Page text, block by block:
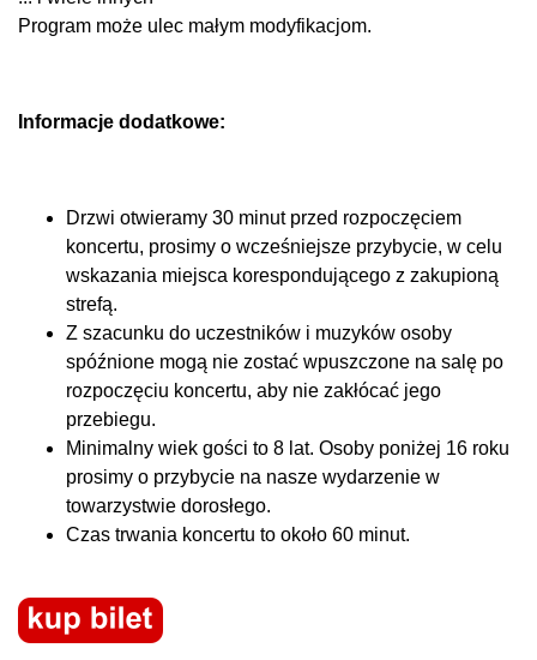
Program może ulec małym modyfikacjom.​​​​
Informacje dodatkowe:
Drzwi otwieramy 30 minut przed rozpoczęciem
koncertu, prosimy o wcześniejsze przybycie, w celu
wskazania miejsca korespondującego z zakupioną
strefą.
Z szacunku do uczestników i muzyków osoby
spóźnione mogą nie zostać wpuszczone na salę po
rozpoczęciu koncertu, aby nie zakłócać jego
przebiegu.
Minimalny wiek gości to 8 lat. Osoby poniżej 16 roku
prosimy o przybycie na nasze wydarzenie w
towarzystwie dorosłego.
Czas trwania koncertu to około 60 minut.